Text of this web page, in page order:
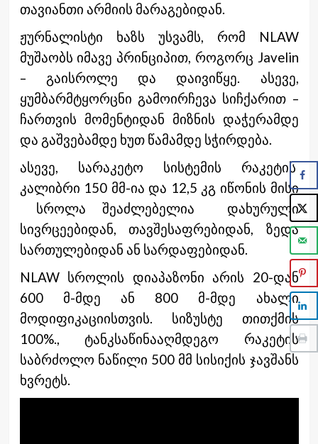
თავიანთი არმიის მარაგებიდან.
ჟურნალისტი ხაზს უსვამს, რომ NLAW
მუშაობს იმავე პრინციპით, როგორც Javelin
– გაისროლე და დაივიწყე. ასევე,
ყუმბარმტყორცნი გამოირჩევა სიჩქარით –
ჩართვის მომენტიდან მიზნის დაჭერამდე
და გაშვებამდე ხუთ წამამდე სჭირდება.
ასევე, სარაკეტო სისტემის რაკეტის
კალიბრი 150 მმ-ია და 12,5 კგ იწონის მისი
სროლა შეაძლებელია დახურული
სივრცეებიდან, თავშესაფრებიდან, ზედა
სართულებიდან ან სარდაფებიდან.
NLAW სროლის დიაპაზონი არის 20-დან
600 მ-მდე ან 800 მ-მდე ახალი
მოდიფიკაციისთვის. სიზუსტე თითქმის
100%., ტანკსაწინააღმდეგო რაკეტის
საბრძოლო ნაწილი 500 მმ სისიქის ჯავშანს
ხვრეტს.